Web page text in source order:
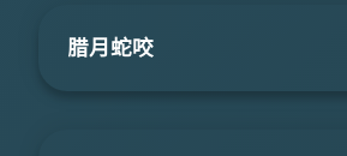
腊月蛇咬